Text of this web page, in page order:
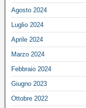
Agosto 2024
Luglio 2024
Aprile 2024
Marzo 2024
Febbraio 2024
Giugno 2023
Ottobre 2022